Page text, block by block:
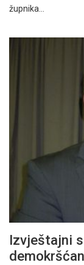
župnika…
Izvještajni